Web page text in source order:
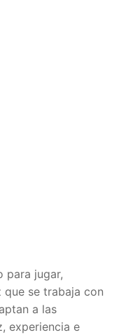
para jugar,
se trabaja con
a las
experiencia e